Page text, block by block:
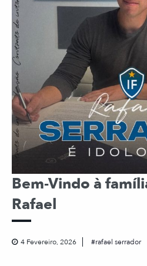
Bem-Vindo à
Rafael
4 Fevereiro, 2026 rafael serrador